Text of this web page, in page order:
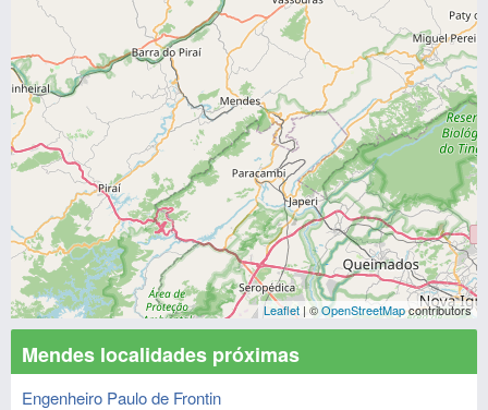
Leaflet | ©OpenStreetMapcontributors
Mendes localidades próximas
Engenheiro Paulo de Frontin